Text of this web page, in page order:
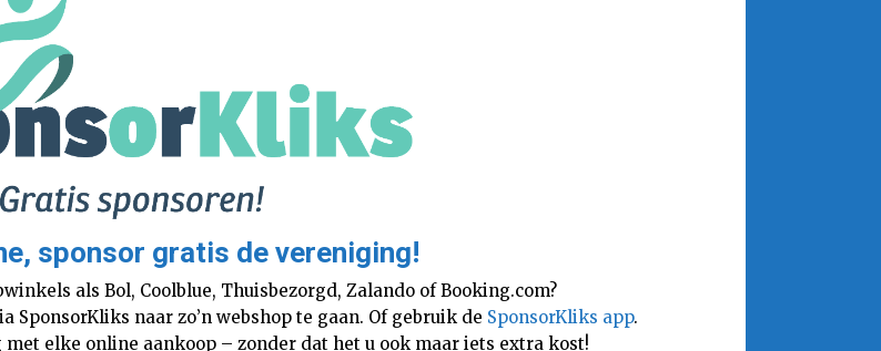
sponsor gratis de vereniging!
als Bol, Coolblue, Thuisbezorgd, Zalando of Booking.com?
naar zo’n webshop te gaan. Of gebruik de SponsorKliks app.
elke online aankoop – zonder dat het u ook maar iets extra kost!